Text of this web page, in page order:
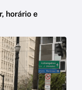
horário e